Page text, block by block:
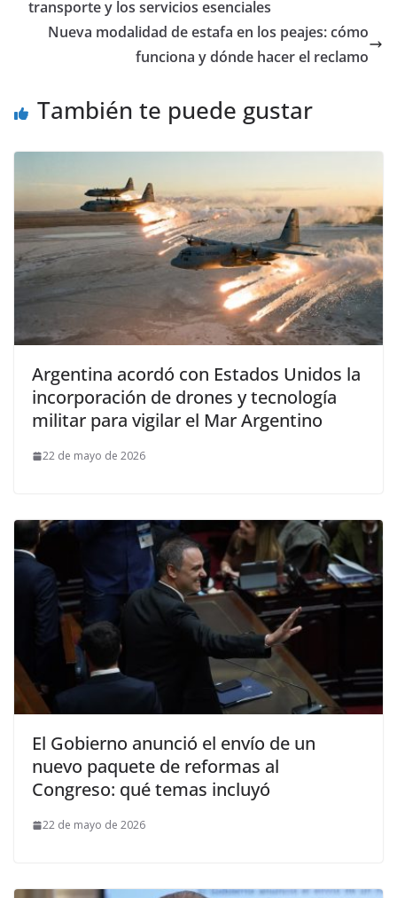
transporte y los servicios esenciales
Nueva modalidad de estafa en los peajes: cómo
funciona y dónde hacer el reclamo
También te puede gustar
Argentina acordó con Estados Unidos la
incorporación de drones y tecnología
militar para vigilar el Mar Argentino
22 de mayo de 2026
El Gobierno anunció el envío de un
nuevo paquete de reformas al
Congreso: qué temas incluyó
22 de mayo de 2026